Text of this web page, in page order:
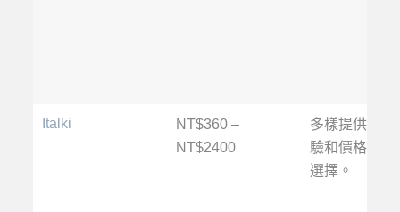
Italki
NT$360 –
NT$2400
多樣提供不同
驗和價格的老
選擇。